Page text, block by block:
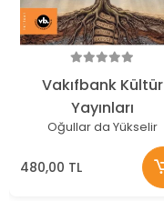
Vakıfbank Kültür
Yayınları
Oğullar da Yükselir
480,00 TL